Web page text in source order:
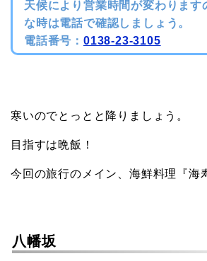
天候により営業時間が変わります
な時は電話で確認しましょう。
電話番号： 0138-23-3105
寒いのでとっとと降りましょう。
目指すは晩飯！
今回の旅行のメイン、海鮮料理『海
八幡坂